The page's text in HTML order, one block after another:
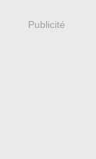
Publicité